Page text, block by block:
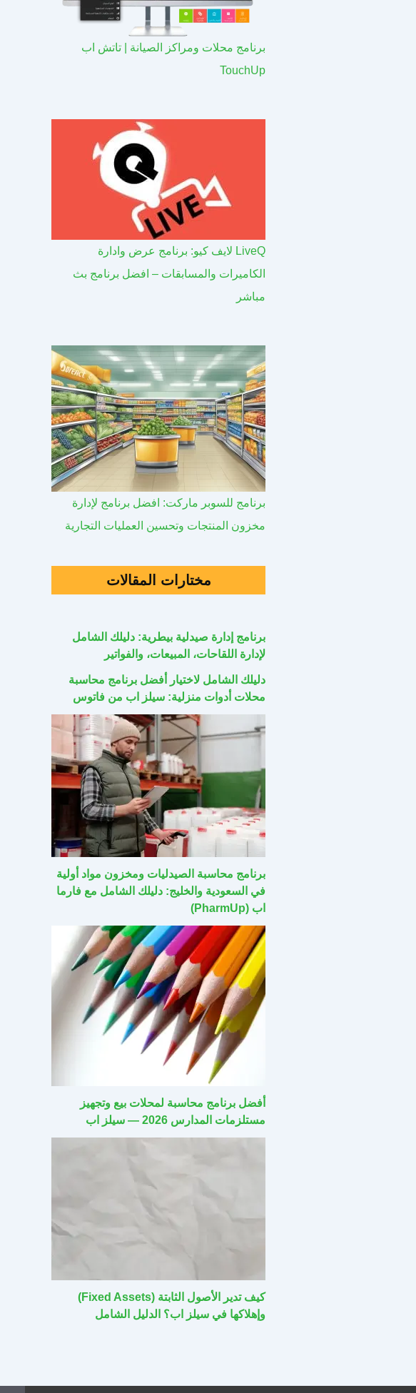
برنامج محلات ومراكز الصيانة | تاتش اب
TouchUp
LiveQ لايف كيو: برنامج عرض وادارة
الكاميرات والمسابقات – افضل برنامج بث
مباشر
برنامج للسوبر ماركت: افضل برنامج لإدارة
مخزون المنتجات وتحسين العمليات التجارية
مختارات المقالات
برنامج إدارة صيدلية بيطرية: دليلك الشامل
لإدارة اللقاحات، المبيعات، والفواتير
دليلك الشامل لاختيار أفضل برنامج محاسبة
محلات أدوات منزلية: سيلز اب من فاتوس
برنامج محاسبة الصيدليات ومخزون مواد أولية
في السعودية والخليج: دليلك الشامل مع فارما
اب (PharmUp)
أفضل برنامج محاسبة لمحلات بيع وتجهيز
مستلزمات المدارس 2026 — سيلز اب
كيف تدير الأصول الثابتة (Fixed Assets)
وإهلاكها في سيلز اب؟ الدليل الشامل